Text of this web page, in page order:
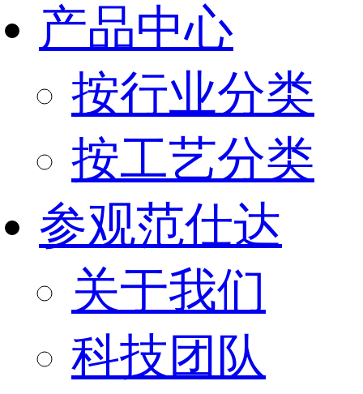
产品中心
按行业分类
按工艺分类
参观范仕达
关于我们
科技团队